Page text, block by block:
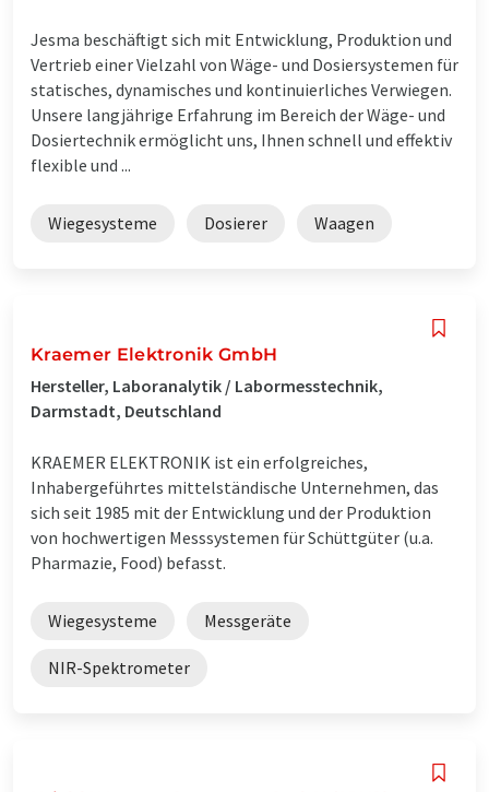
Jesma beschäftigt sich mit Entwicklung, Produktion und
Vertrieb einer Vielzahl von Wäge- und Dosiersystemen für
statisches, dynamisches und kontinuierliches Verwiegen.
Unsere langjährige Erfahrung im Bereich der Wäge- und
Dosiertechnik ermöglicht uns, Ihnen schnell und effektiv
flexible und ...
Wiegesysteme Dosierer Waagen
Kraemer Elektronik GmbH
Hersteller, Laboranalytik / Labormesstechnik,
Darmstadt, Deutschland
KRAEMER ELEKTRONIK ist ein erfolgreiches,
Inhabergeführtes mittelständische Unternehmen, das
sich seit 1985 mit der Entwicklung und der Produktion
von hochwertigen Messsystemen für Schüttgüter (u.a.
Pharmazie, Food) befasst.
Wiegesysteme Messgeräte
NIR-Spektrometer